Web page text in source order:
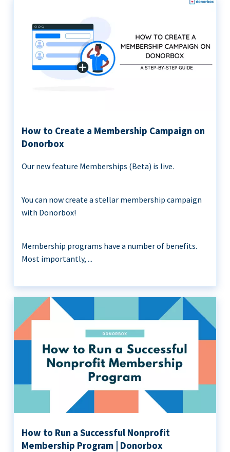
How to Create a Membership Campaign on
Donorbox
Our new feature Memberships (Beta) is live.
You can now create a stellar membership campaign
with Donorbox!
Membership programs have a number of benefits.
Most importantly, ...
How to Run a Successful Nonprofit
Membership Program | Donorbox